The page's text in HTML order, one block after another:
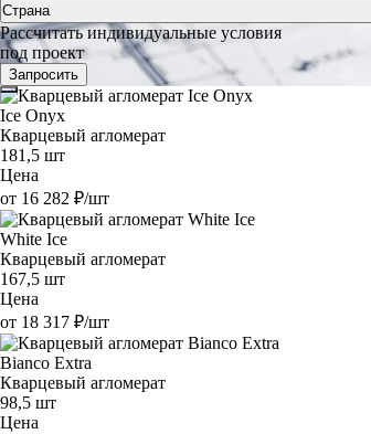
Страна
Рассчитать индивидуальные условия
под проект
Запросить
Ice Onyx
Кварцевый агломерат
181,5 шт
Цена
от 16 282 ₽/шт
White Ice
Кварцевый агломерат
167,5 шт
Цена
от 18 317 ₽/шт
Bianco Extra
Кварцевый агломерат
98,5 шт
Цена